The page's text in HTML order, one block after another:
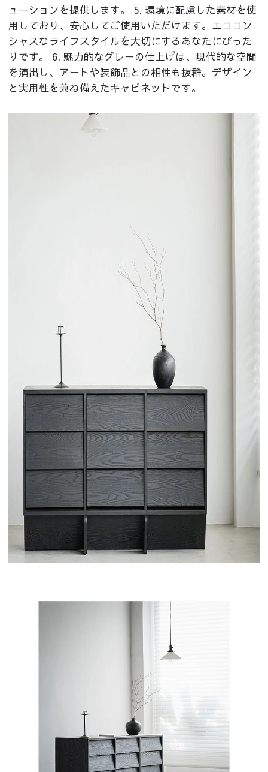
ューションを提供します。 5. 環境に配慮した素材を使
用しており、安心してご使用いただけます。エココン
シャスなライフスタイルを大切にするあなたにぴった
りです。 6. 魅力的なグレーの仕上げは、現代的な空間
を演出し、アートや装飾品との相性も抜群。デザイン
と実用性を兼ね備えたキャビネットです。